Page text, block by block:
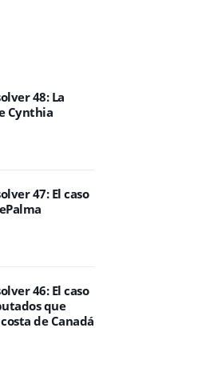
48: La
Cynthia
47: El caso
46: El caso
que
de Canadá